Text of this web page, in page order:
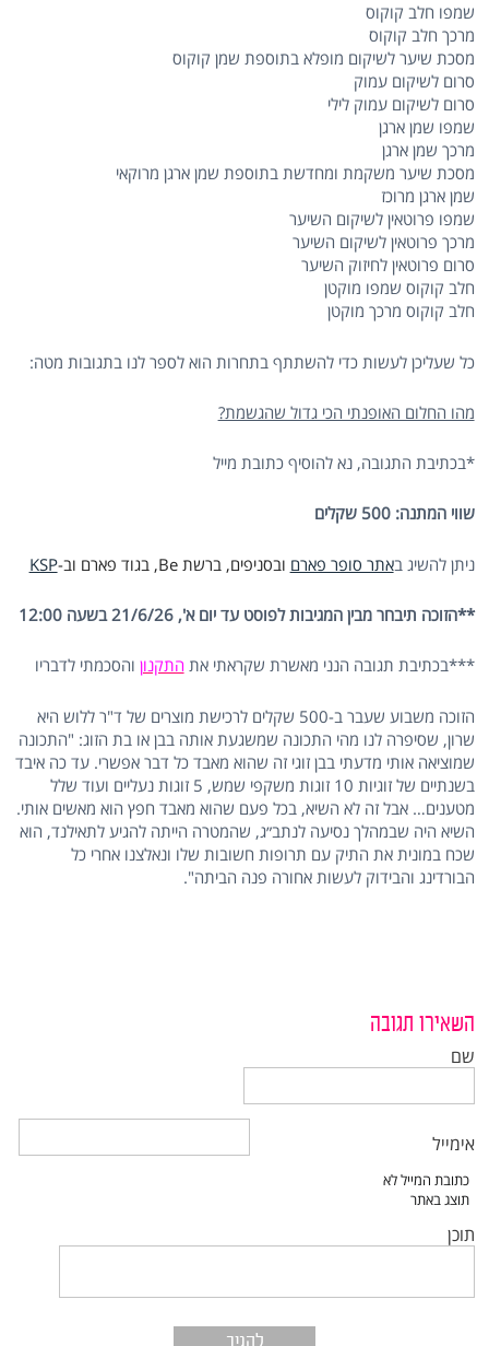
שמפו חלב קוקוס
מרכך חלב קוקוס
מסכת שיער לשיקום מופלא בתוספת שמן קוקוס
סרום לשיקום עמוק
סרום לשיקום עמוק לילי
שמפו שמן ארגן
מרכך שמן ארגן
מסכת שיער משקמת ומחדשת בתוספת שמן ארגן מרוקאי
שמן ארגן מרוכז
שמפו פרוטאין לשיקום השיער
מרכך פרוטאין לשיקום השיער
סרום פרוטאין לחיזוק השיער
חלב קוקוס שמפו מוקטן
חלב קוקוס מרכך מוקטן
כל שעליכן לעשות כדי להשתתף בתחרות הוא לספר לנו בתגובות מטה:
מהו החלום האופנתי הכי גדול שהגשמת?
*בכתיבת התגובה, נא להוסיף כתובת מייל
שווי המתנה: 500 שקלים
ניתן להשיג באתר סופר פארם ובסניפים, ברשת Be, בגוד פארם וב- KSP
**הזוכה תיבחר מבין המגיבות לפוסט עד יום א', 21/6/26 בשעה 12:00
***בכתיבת תגובה הנני מאשרת שקראתי את התקנון והסכמתי לדבריו
הזוכה משבוע שעבר ב-500 שקלים לרכישת מוצרים של ד"ר ללוש היא
שרון, שסיפרה לנו מהי התכונה שמשגעת אותה בבן או בת הזוג: "התכונה
שמוציאה אותי מדעתי בבן זוגי זה שהוא מאבד כל דבר אפשרי. עד כה איבד
בשנתיים של זוגיות 10 זוגות משקפי שמש, 5 זוגות נעליים ועוד שלל
מטענים… אבל זה לא השיא, בכל פעם שהוא מאבד חפץ הוא מאשים אותי.
השיא היה שבמהלך נסיעה לנתב״ג, שהמטרה הייתה להגיע לתאילנד, הוא
שכח במונית את התיק עם תרופות חשובות שלו ונאלצנו אחרי כל
הבורדינג והבידוק לעשות אחורה פנה הביתה".
השאירו תגובה
שם
אימייל
תוכן